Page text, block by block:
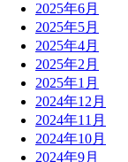
2025年6月
2025年5月
2025年4月
2025年2月
2025年1月
2024年12月
2024年11月
2024年10月
2024年9月